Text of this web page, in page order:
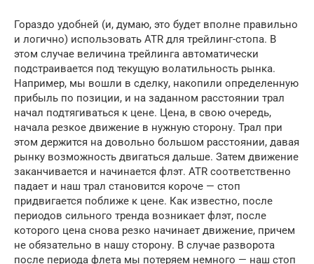
Гораздо удобней (и, думаю, это будет вполне правильно
и логично) использовать ATR для трейлинг-стопа. В
этом случае величина трейлинга автоматически
подстраивается под текущую волатильность рынка.
Например, мы вошли в сделку, накопили определенную
прибыль по позиции, и на заданном расстоянии трал
начал подтягиваться к цене. Цена, в свою очередь,
начала резкое движение в нужную сторону. Трал при
этом держится на довольно большом расстоянии, давая
рынку возможность двигаться дальше. Затем движение
заканчивается и начинается флэт. ATR соответственно
падает и наш трал становится короче — стоп
придвигается поближе к цене. Как известно, после
периодов сильного тренда возникает флэт, после
которого цена снова резко начинает движение, причем
не обязательно в нашу сторону. В случае разворота
после периода флета мы потеряем немного — наш стоп